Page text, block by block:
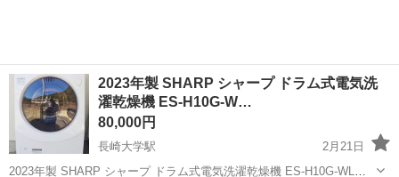
2023年製 SHARP シャープ ドラム式電気洗
濯乾燥機 ES-H10G-W…
80,000円
長崎大学駅
2月21日
2023年製 SHARP シャープ ドラム式電気洗濯乾燥機 ES-H10G-WL